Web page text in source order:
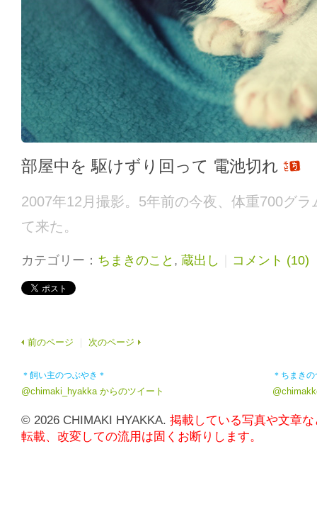
部屋中を 駆けずり回って 電池切れ
2007年12月撮影。5年前の今夜、体重700グ
て来た。
カテゴリー： ちまきのこと , 蔵出し コメント (10)
前のページ 次のページ
＊飼い主のつぶやき＊
@chimaki_hyakka からのツイート
＊ちまき
© 2026 CHIMAKI HYAKKA. 掲載している写真や文章
転載、改変しての流用は固くお断りします。